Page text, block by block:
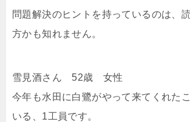
問題解決のヒントを持っているのは、
方かも知れません。
雪見酒さん 52歳 女性
今年も水田に白鷺がやって来てくれた
いる、1工員です。